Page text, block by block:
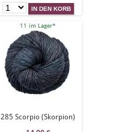
11 im Lager*
285 Scorpio (Skorpion)